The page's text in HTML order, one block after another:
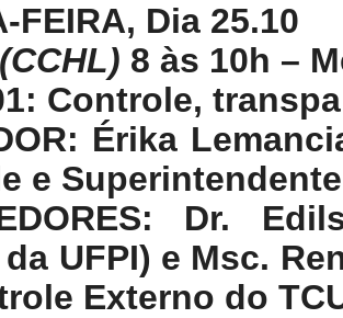
FEIRA, Dia 25.10
8 às 10h –
Controle,
Érika
e
Dr.
UFPI) e Msc.
Externo do